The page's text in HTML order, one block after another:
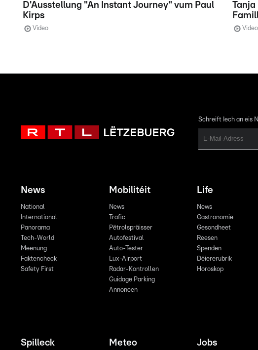
D'Ausstellung "An Instant Journey" vum Paul
Kirps
Video Video
Schreift Iech an eis
News
National
International
Panorama
Tech-World
Meenung
Faktencheck
Safety First
Mobilitéit
News
Trafic
Pëtrolspräisser
Autofestival
Auto-Tester
Lux-Airport
Radar-Kontrollen
Guidage Parking
Annoncen
Life
News
Gastronomie
Gesondheet
Reesen
Spenden
Déiererubrik
Horoskop
Spilleck Meteo Jobs